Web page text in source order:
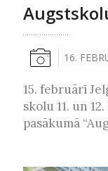
16.
15. februārī
skolu 11. un
pasākumā